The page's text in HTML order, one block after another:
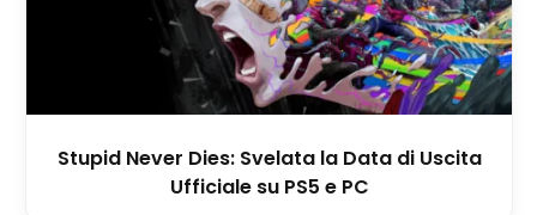
Stupid Never Dies: Svelata la Data di Uscita
Ufficiale su PS5 e PC